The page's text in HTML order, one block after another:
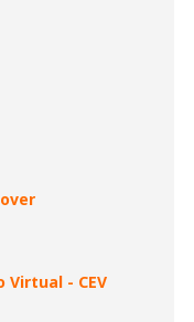
Virtual - CEV